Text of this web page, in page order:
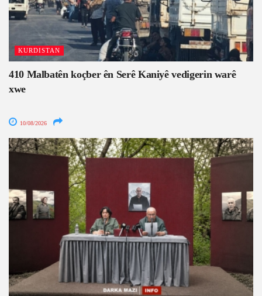
KURDISTAN
410 Malbatên koçber ên Serê Kaniyê vedigerin warê
xwe
10/08/2026